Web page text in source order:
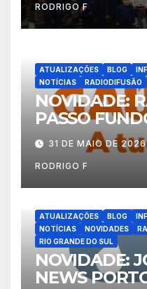
RODRIGO F
ATUALIZAÇÕES BLOG
NOTÍCIAS
RADIODIFUSÃO
NOVIDADE:
PASSO
31 DE MAIO DE
RODRIGO F
ATUALIZAÇÕES BLOG
NOTÍCIAS
NOVIDADES
RIO GRANDE DO SUL
NOVIDADE:
NEWS